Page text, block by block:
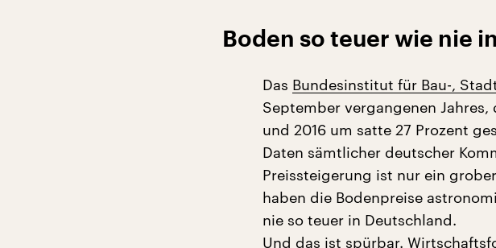
Boden so teuer wie nie
Das Bundesinstitut für Bau-,
September vergangenen Jahres,
und 2016 um satte 27 Prozent
Daten sämtlicher deutscher
Preissteigerung ist nur ein
haben die Bodenpreise
nie so teuer in Deutschland.
Und das ist spürbar.